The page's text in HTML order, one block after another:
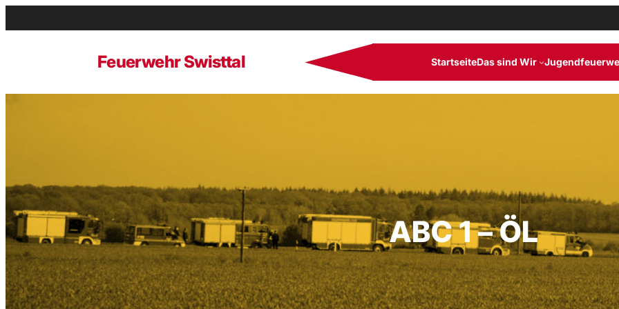
Inhalt
Feuerwehr Swisttal StartseiteDas sind Wir
ABC 1 – ÖL